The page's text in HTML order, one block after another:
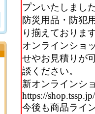
プンいたしまし
防災用品・防犯
り揃えておりま
オンラインショ
せやお見積りが
談ください。
新オンラインシ
https://shop.tssp.jp/
今後も商品ライ